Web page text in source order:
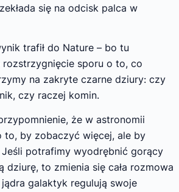
się na odcisk palca w
trafił do Nature – bo tu
sporu o to, co
na zakryte czarne dziury: czy
czy raczej komin.
że w astronomii
to, by zobaczyć więcej, ale by
potrafimy wyodrębnić gorący
dziurę, to zmienia się cała rozmowa
galaktyk regulują swoje